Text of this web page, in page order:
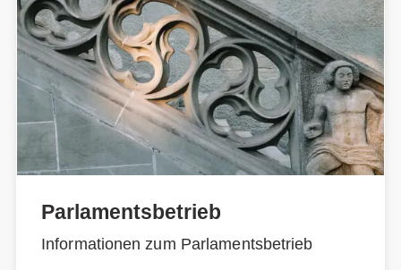
Parlamentsbetrieb
Informationen zum Parlamentsbetrieb